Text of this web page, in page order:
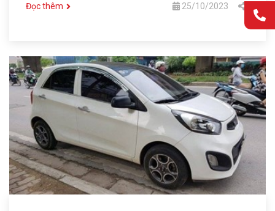
Đọc thêm 25/10/2023